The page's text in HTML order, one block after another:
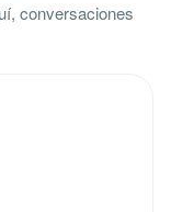
conversaciones